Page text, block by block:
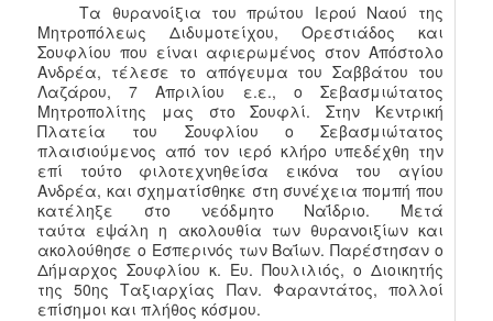
Τα θυρανοίξια του πρώτου Ιερού Ναού της
Μητροπόλεως Διδυμοτείχου, Ορεστιάδος και
Σουφλίου που είναι αφιερωμένος στον Απόστολο
Ανδρέα, τέλεσε το απόγευμα του Σαββάτου του
Λαζάρου, 7 Απριλίου ε.ε., ο Σεβασμιώτατος
Μητροπολίτης μας στο Σουφλί. Στην Κεντρική
Πλατεία του Σουφλίου ο Σεβασμιώτατος
πλαισιούμενος από τον ιερό κλήρο υπεδέχθη την
επί τούτο φιλοτεχνηθείσα εικόνα του αγίου
Ανδρέα, και σχηματίσθηκε στη συνέχεια πομπή που
κατέληξε στο νεόδμητο Ναΐδριο. Μετά
ταύτα εψάλη η ακολουθία των θυρανοιξίων και
ακολούθησε ο Εσπερινός των Βαΐων. Παρέστησαν ο
Δήμαρχος Σουφλίου κ. Ευ. Πουλιλιός, ο Διοικητής
της 50ης Ταξιαρχίας Παν. Φαραντάτος, πολλοί
επίσημοι και πλήθος κόσμου.